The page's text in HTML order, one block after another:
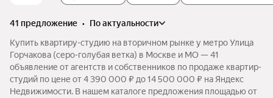
41 предложение •
по актуальности
Купить квартиру-студию на вторичном рынке у метро Улица
Горчакова (серо-голубая ветка) в Москве и МО — 41
объявление от агентств и собственников по продаже квартир-
студий по цене от 4 390 000 ₽ до 14 500 000 ₽ на Яндекс
Недвижимости. В нашем каталоге предложения площадью от